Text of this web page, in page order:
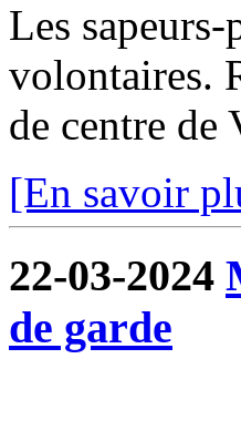
Les
volontaires.
de centre
[En savoir
22-03-2024
de garde